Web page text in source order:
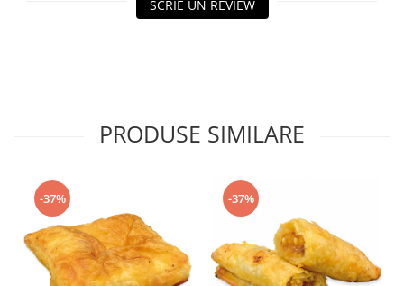
Paine
Paine ambalata
Chifle
Colaci festivi
SCRIE UN REVIEW
PRODUSE SIMILARE
-37% -37%